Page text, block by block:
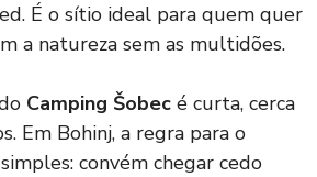
É o sítio ideal para quem quer
a natureza sem as multidões.
Camping Šobec é curta, cerca
Em Bohinj, a regra para o
convém chegar cedo